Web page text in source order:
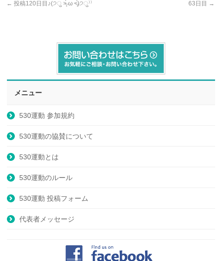
← 投稿120日目♪(੭ु ˃̶͈̀ ω ˂̶͈́)੭ु⁾⁾ 63日目 →
メニュー
530運動 参加規約
530運動の協賛について
530運動とは
530運動のルール
530運動 投稿フォーム
代表者メッセージ